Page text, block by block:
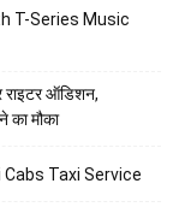
T-Series Music
ऑडिशन,
मौका
Taxi Service